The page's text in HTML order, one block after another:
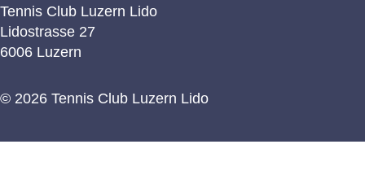
Tennis Club Luzern Lido
Lidostrasse 27
6006 Luzern
© 2026 Tennis Club Luzern Lido